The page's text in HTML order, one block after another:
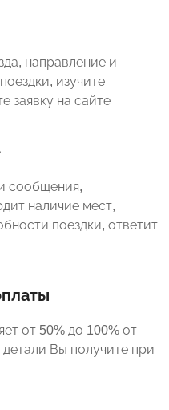
направление и
изучите
заявку на сайте
сообщения,
наличие мест,
поездки, ответит
от 50% до 100% от
Вы получите при